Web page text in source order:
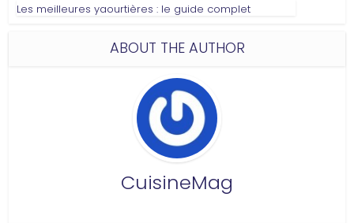
Les meilleures yaourtières : le guide complet
ABOUT THE AUTHOR
CuisineMag